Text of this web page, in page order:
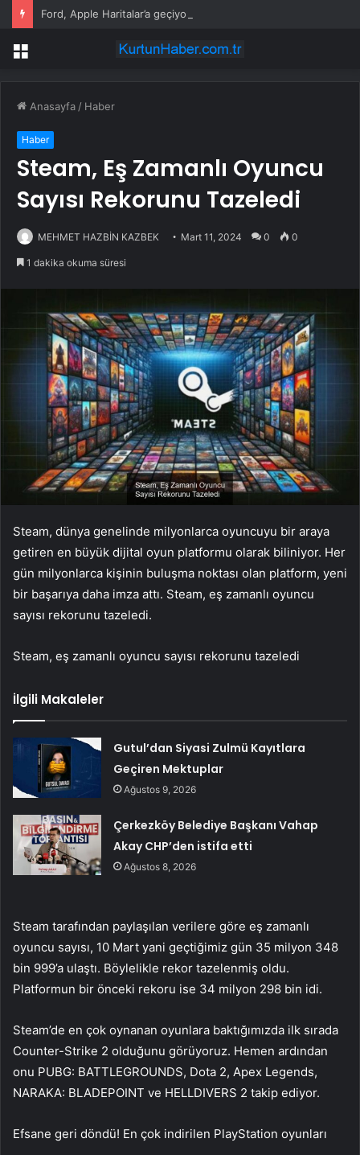
Ford, Apple Haritalar’a geçiyor
Menü
Anasayfa / Haber
Haber
Steam, Eş Zamanlı Oyuncu
Sayısı Rekorunu Tazeledi
MEHMET HAZBİN KAZBEK Mart 11, 2024 0 0
1 dakika okuma süresi
Steam, dünya genelinde milyonlarca oyuncuyu bir araya
getiren en büyük dijital oyun platformu olarak biliniyor. Her
gün milyonlarca kişinin buluşma noktası olan platform, yeni
bir başarıya daha imza attı. Steam, eş zamanlı oyuncu
sayısı rekorunu tazeledi.
Steam, eş zamanlı oyuncu sayısı rekorunu tazeledi
İlgili Makaleler
Gutul’dan Siyasi Zulmü Kayıtlara
Geçiren Mektuplar
Ağustos 9, 2026
Çerkezköy Belediye Başkanı Vahap
Akay CHP’den istifa etti
Ağustos 8, 2026
Steam tarafından paylaşılan verilere göre eş zamanlı
oyuncu sayısı, 10 Mart yani geçtiğimiz gün 35 milyon 348
bin 999’a ulaştı. Böylelikle rekor tazelenmiş oldu.
Platformun bir önceki rekoru ise 34 milyon 298 bin idi.
Steam’de en çok oynanan oyunlara baktığımızda ilk sırada
Counter-Strike 2 olduğunu görüyoruz. Hemen ardından
onu PUBG: BATTLEGROUNDS, Dota 2, Apex Legends,
NARAKA: BLADEPOINT ve HELLDIVERS 2 takip ediyor.
Efsane geri döndü! En çok indirilen PlayStation oyunları